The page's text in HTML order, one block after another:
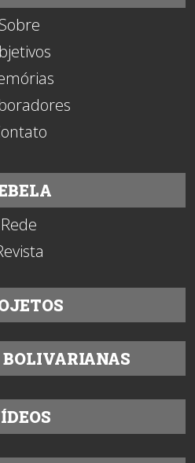
Sobre
Rede